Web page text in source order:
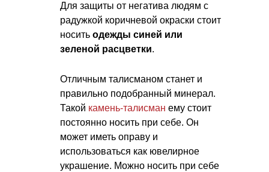
Для защиты от негатива людям с
радужкой коричневой окраски стоит
носить одежды синей или
зеленой расцветки.
Отличным талисманом станет и
правильно подобранный минерал.
Такой камень-талисман ему стоит
постоянно носить при себе. Он
может иметь оправу и
использоваться как ювелирное
украшение. Можно носить при себе